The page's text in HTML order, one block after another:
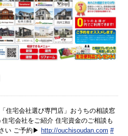
住宅会社選び専門店」おうちの相談窓
宅会社をご紹介 住宅資金のご相談も
い ご予約▶︎ http://ouchisoudan.com #